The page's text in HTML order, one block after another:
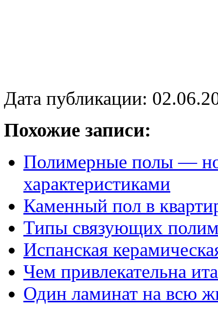
Дата публикации:
Похожие записи:
Полимерные полы —
характеристиками
Каменный пол в
Типы связующих
Испанская
Чем привлекательна
Один ламинат на всю